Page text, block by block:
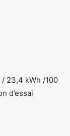
23,4 kWh /100
d’essai